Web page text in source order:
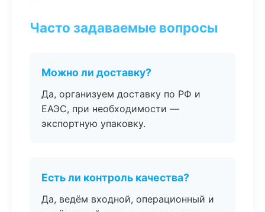
Часто задаваемые вопросы
Можно ли доставку?
Да, организуем доставку по РФ и
ЕАЭС, при необходимости —
экспортную упаковку.
Есть ли контроль качества?
Да, ведём входной, операционный и